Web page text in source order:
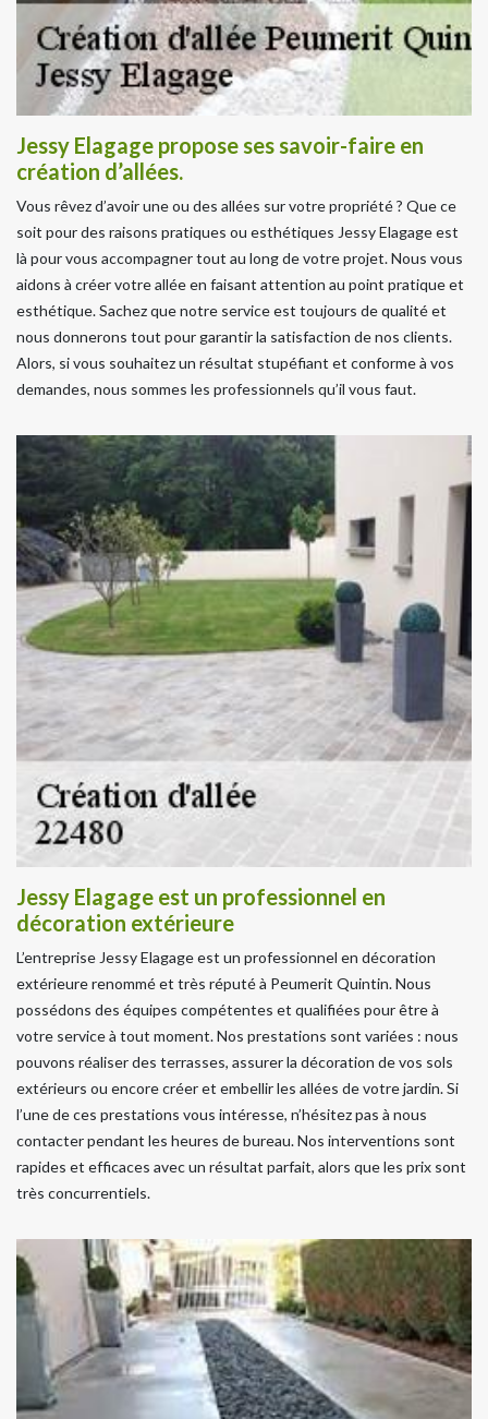
Jessy Elagage propose ses savoir-faire en
création d’allées.
Vous rêvez d’avoir une ou des allées sur votre propriété ? Que ce
soit pour des raisons pratiques ou esthétiques Jessy Elagage est
là pour vous accompagner tout au long de votre projet. Nous vous
aidons à créer votre allée en faisant attention au point pratique et
esthétique. Sachez que notre service est toujours de qualité et
nous donnerons tout pour garantir la satisfaction de nos clients.
Alors, si vous souhaitez un résultat stupéfiant et conforme à vos
demandes, nous sommes les professionnels qu’il vous faut.
Jessy Elagage est un professionnel en
décoration extérieure
L’entreprise Jessy Elagage est un professionnel en décoration
extérieure renommé et très réputé à Peumerit Quintin. Nous
possédons des équipes compétentes et qualifiées pour être à
votre service à tout moment. Nos prestations sont variées : nous
pouvons réaliser des terrasses, assurer la décoration de vos sols
extérieurs ou encore créer et embellir les allées de votre jardin. Si
l’une de ces prestations vous intéresse, n’hésitez pas à nous
contacter pendant les heures de bureau. Nos interventions sont
rapides et efficaces avec un résultat parfait, alors que les prix sont
très concurrentiels.